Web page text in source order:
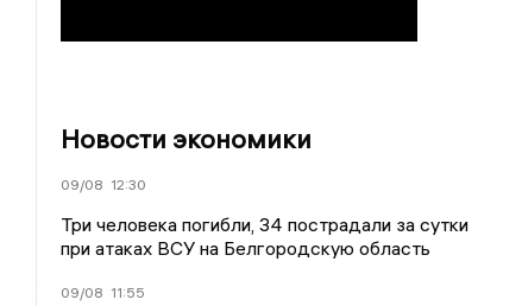
Новости экономики
09/08 12:30
Три человека погибли, 34 пострадали за сутки
при атаках ВСУ на Белгородскую область
09/08 11:55